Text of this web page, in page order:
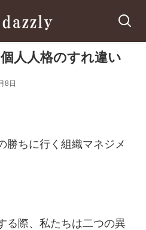
人人格のすれ違い
8日
勝ちに行く組織マネジメ
る際、私たちは二つの異